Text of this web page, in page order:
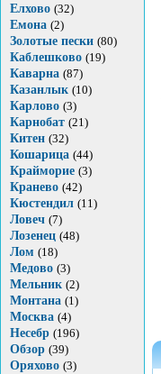
Елхово (32)
Емона (2)
Золотые пески (80)
Каблешково (19)
Каварна (87)
Казанлык (10)
Карлово (3)
Карнобат (21)
Китен (32)
Кошарица (44)
Крайморие (3)
Кранево (42)
Кюстендил (11)
Ловеч (7)
Лозенец (48)
Лом (18)
Медово (3)
Мельник (2)
Монтана (1)
Москва (4)
Несебр (196)
Обзор (39)
Оряхово (3)